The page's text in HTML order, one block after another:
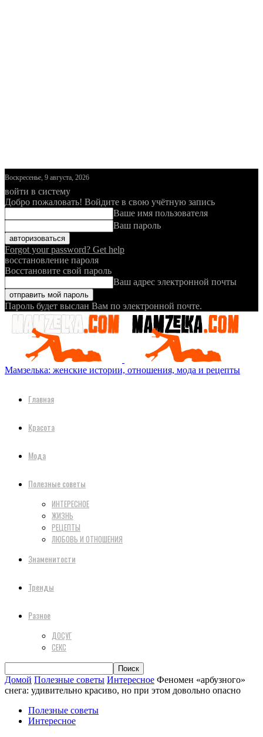
Воскресенье, 9 августа, 2026
войти в систему
Добро пожаловать! Войдите в свою учётную запись
Ваше имя пользователя
Ваш пароль
Forgot your password? Get help
восстановление пароля
Восстановите свой пароль
Ваш адрес электронной почты
Пароль будет выслан Вам по электронной почте.
Мамзелька: женские истории, отношения, мода и рецепты
Главная
Красота
Мода
Полезные советы
ИНТЕРЕСНОЕ
ЖИЗНЬ
РЕЦЕПТЫ
ЛЮБОВЬ И ОТНОШЕНИЯ
Знаменитости
Тренды
Разное
ДОСУГ
СЕКС
Домой Полезные советы Интересное Феномен «арбузного»
снега: удивительно красиво, но при этом довольно опасно
Полезные советы
Интересное